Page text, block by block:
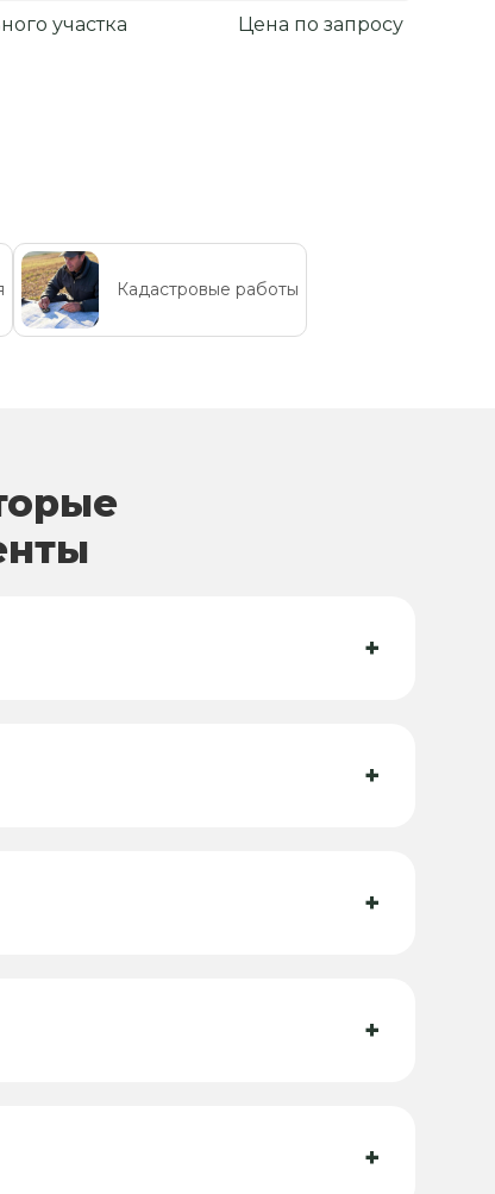
участка Цена по запросу
Кадастровые работы
+
+
+
+
+